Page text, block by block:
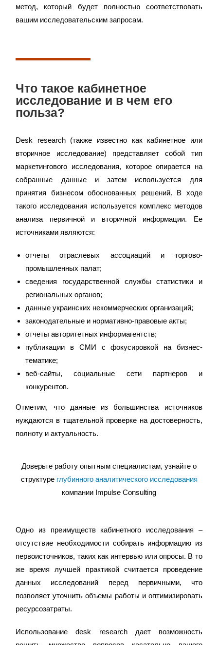
метод, который будет полностью соответствовать
вашим исследовательским запросам.
Что такое кабинетное
исследование и в чем его
польза?
Desk research (также известно как кабинетное или
вторичное исследование) представляет собой тип
маркетингового исследования, которое опирается на
собранные данные и затем используется для
принятия бизнесом обоснованных решений. В ходе
такого исследования используется комплекс методов
анализа первичной и вторичной информации. Ее
источниками являются:
отчеты отраслевых ассоциаций и торгово-
промышленных палат;
сведения государственной службы статистики и
региональных органов;
данные украинских некоммерческих организаций;
законодательные и нормативно-правовые акты;
отчеты авторитетных информагентств;
публикации в СМИ с фокусировкой на бизнес-
тематике;
веб-сайты, социальные сети партнеров и
конкурентов.
Отметим, что данные из большинства источников
нуждаются в тщательной проверке на достоверность,
полноту и актуальность.
Доверьте работу опытным специалистам, узнайте о
структуре глубинного аналитического исследования
компании Impulse Consulting
Одно из преимуществ кабинетного исследования –
отсутствие необходимости собирать информацию из
первоисточников, таких как интервью или опросы. В то
же время лучшей практикой считается проведение
данных исследований перед первичными, что
позволяет уточнить объемы работы и оптимизировать
ресурсозатраты.
Использование desk research дает возможность